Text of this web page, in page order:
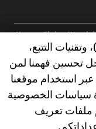
Human Rights Watch|
Human Rights Watch
التتبع،
تحسين فهمنا لمن
استخدام موقعنا
سياسات الخصوصية
ملفات تعريف